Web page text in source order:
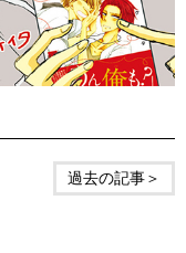
過去の記事＞